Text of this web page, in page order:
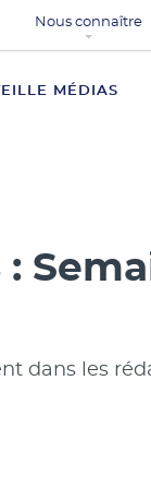
Nous connaître
MÉDIAS
dans les